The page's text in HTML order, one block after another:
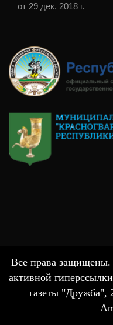
от 29 дек. 2018 г.
Все права
активной
газеты "Дружба",